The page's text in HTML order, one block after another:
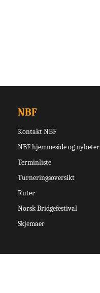
NBF
Kontakt NBF
NBF hjemmeside og nyheter
Terminliste
Turneringsoversikt
Ruter
Norsk Bridgefestival
Skjemaer